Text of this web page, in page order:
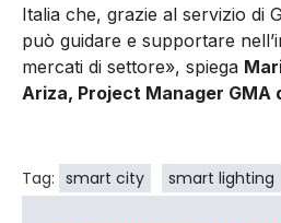
Italia che, grazie al servizio di
può guidare e supportare
mercati di settore», spiega
Ariza, Project Manager GMA
Tag: smart city smart lighting